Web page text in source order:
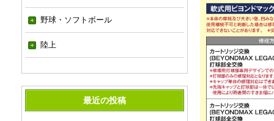
野球・ソフトボール
陸上
最近の投稿